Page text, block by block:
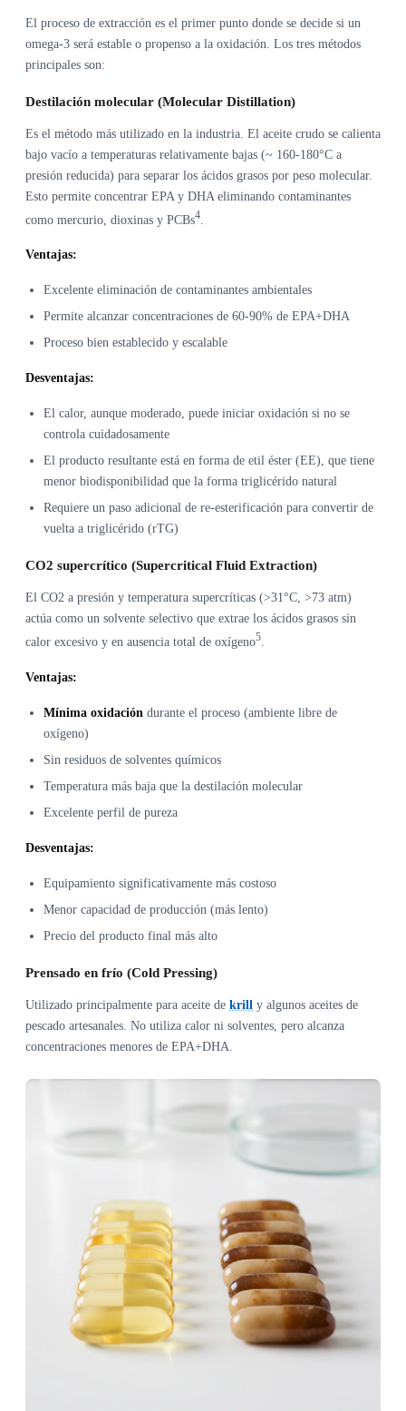
El proceso de extracción es el primer punto donde se decide si un
omega-3 será estable o propenso a la oxidación. Los tres métodos
principales son:
Destilación molecular (Molecular Distillation)
Es el método más utilizado en la industria. El aceite crudo se calienta
bajo vacío a temperaturas relativamente bajas (~ 160-180°C a
presión reducida) para separar los ácidos grasos por peso molecular.
Esto permite concentrar EPA y DHA eliminando contaminantes
como mercurio, dioxinas y PCBs4
Ventajas:
Excelente eliminación de contaminantes ambientales
Permite alcanzar concentraciones de 60-90% de EPA+DHA
Proceso bien establecido y escalable
Desventajas:
El calor, aunque moderado, puede iniciar oxidación si no se
controla cuidadosamente
El producto resultante está en forma de etil éster (EE), que tiene
menor biodisponibilidad que la forma triglicérido natural
Requiere un paso adicional de re-esterificación para convertir de
vuelta a triglicérido (rTG)
CO2 supercrítico (Supercritical Fluid Extraction)
El CO2 a presión y temperatura supercríticas (>31°C, >73 atm)
actúa como un solvente selectivo que extrae los ácidos grasos sin
calor excesivo y en ausencia total de oxígeno5.
Ventajas:
Mínima oxidación durante el proceso (ambiente libre de
oxígeno)
Sin residuos de solventes químicos
Temperatura más baja que la destilación molecular
Excelente perfil de pureza
Desventajas:
Equipamiento significativamente más costoso
Menor capacidad de producción (más lento)
Precio del producto final más alto
Prensado en frío (Cold Pressing)
Utilizado principalmente para aceite de krill y algunos aceites de
pescado artesanales. No utiliza calor ni solventes, pero alcanza
concentraciones menores de EPA+DHA.